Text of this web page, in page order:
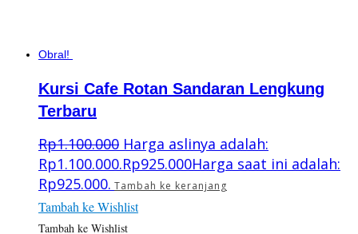
Obral!
Kursi Cafe Rotan Sandaran Lengkung
Terbaru
Rp1.100.000 Harga aslinya adalah:
Rp1.100.000.Rp925.000Harga saat ini adalah:
Rp925.000. Tambah ke keranjang
Tambah ke Wishlist
Tambah ke Wishlist